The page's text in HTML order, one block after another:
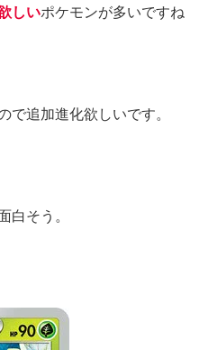
しいポケモンが多いですね
で追加進化欲しいです。
白そう。